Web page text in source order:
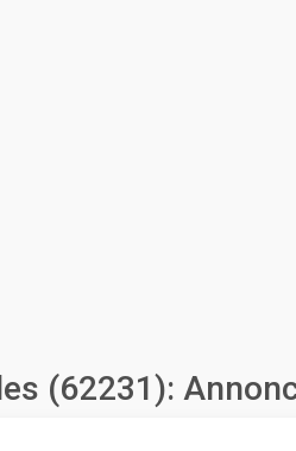
(62231):